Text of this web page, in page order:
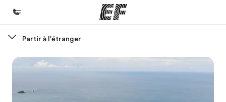
Bienvenue chez EF
Partir à l'étranger